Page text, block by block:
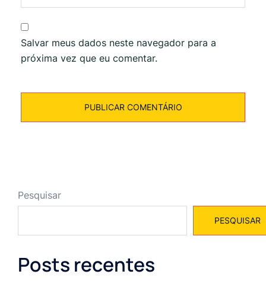
Salvar meus dados neste navegador para a
próxima vez que eu comentar.
Pesquisar
PESQUISAR
Posts recentes